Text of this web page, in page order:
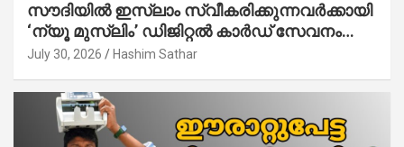
സൗദിയില്‍ ഇസ്‌ലാം സ്വീകരിക്കുന്നവര്‍ക്കായി
‘ന്യൂ മുസ്ലിം’ ഡിജിറ്റല്‍ കാര്‍ഡ് സേവനം
ആരംഭിച്ചു
July 30, 2026 Hashim Sathar